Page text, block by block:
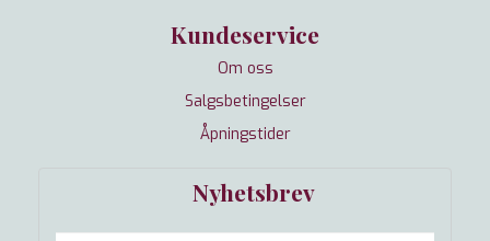
Kundeservice
Om oss
Salgsbetingelser
Åpningstider
Nyhetsbrev